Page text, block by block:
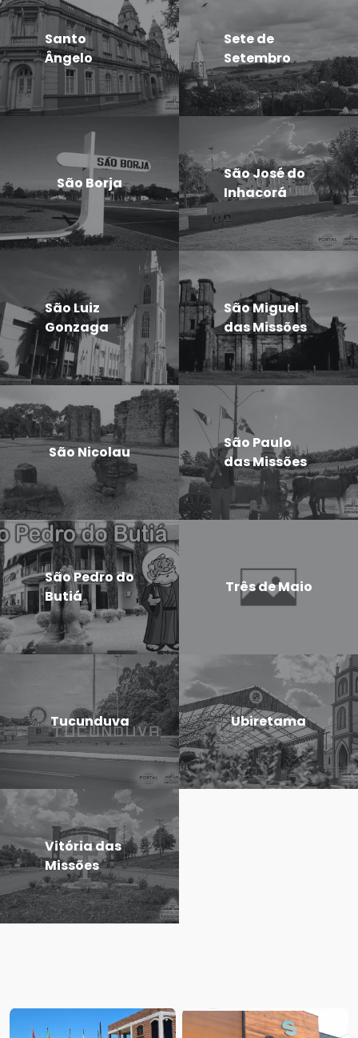
Santo
Ângelo
Sete de
Setembro
São Borja
São José do
Inhacorá
São Luiz
Gonzaga
São Miguel
das Missões
São Nicolau
São Paulo
das Missões
São Pedro do
Butiá
Três de Maio
Tucunduva Ubiretama
Vitória das
Missões